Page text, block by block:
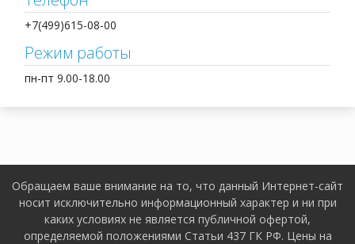
+7(499)615-08-00
Режим работы
пн-пт 9.00-18.00
Обращаем ваше внимание на то, что данный Интернет-сайт
носит исключительно информационный характер и ни при
каких условиях не является публичной офертой,
определяемой положениями Статьи 437 ГК РФ. Цены на